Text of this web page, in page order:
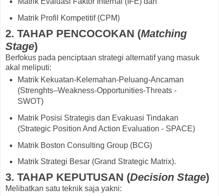
Matrik Profil Kompetitif (CPM)
2. TAHAP PENCOCOKAN (Matching
Stage)
Berfokus pada penciptaan strategi alternatif yang masuk
akal meliputi:
Matrik Kekuatan-Kelemahan-Peluang-Ancaman
(Strenghts–Weakness-Opportunities-Threats -
SWOT)
Matrik Posisi Strategis dan Evakuasi Tindakan
(Strategic Position And Action Evaluation - SPACE)
Matrik Boston Consulting Group (BCG)
Matrik Strategi Besar (Grand Strategic Matrix).
3. TAHAP KEPUTUSAN (Decision Stage)
Melibatkan satu teknik saja yakni: